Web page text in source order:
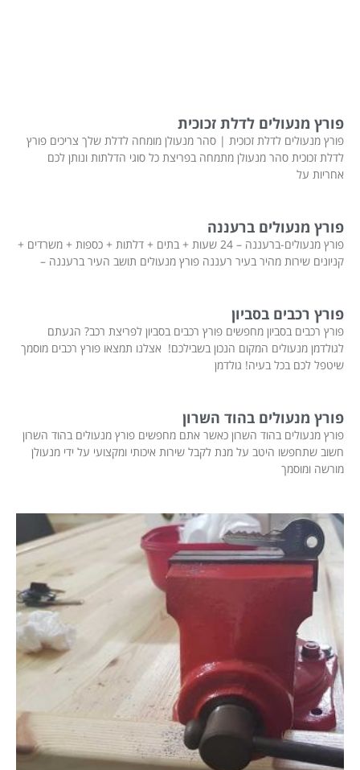
פורץ מנעולים לדלת זכוכית
פורץ מנעולים לדלת זכוכית | סהר מנעולן מומחה לדלת שלך צריכים פורץ
לדלת זכוכית סהר מנעולן מתמחה בפריצת כל סוגי הדלתות ונותן לכם
אחריות על
פורץ מנעולים ברעננה
פורץ מנעולים-ברעננה – 24 שעות + בתים + דלתות + כספות + משרדים +
קניונים שירות מהיר בעיר רעננה פורץ מנעולים תושב העיר ברעננה –
פורץ רכבים בסביון
פורץ רכבים בסביון מחפשים פורץ רכבים בסביון לפריצת רכב? הגעתם
לגולדמן מנעולים המקום הנכון בשבילכם! אצלנו תמצאו פורץ רכבים מוסמך
שיטפל לכם בכל בעיה! גולדמן
פורץ מנעולים בהוד השרון
פורץ מנעולים בהוד השרון כאשר אתם מחפשים פורץ מנעולים בהוד השרון
חשוב שתחפשו היטב על מנת לקבל שירות איכותי ומקצועי על ידי מנעולן
מורשה ומוסמך